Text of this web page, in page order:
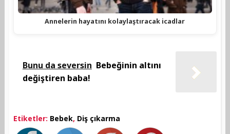
Annelerin hayatını kolaylaştıracak icadlar
Bunu da seversin Bebeğinin altını
değiştiren baba!
Etiketler: Bebek, Diş çıkarma